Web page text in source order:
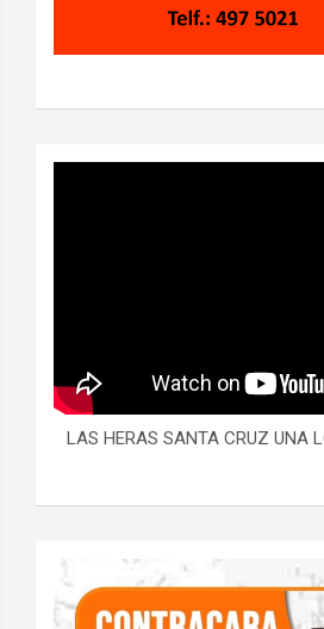
LAS HERAS SANTA CRUZ UNA